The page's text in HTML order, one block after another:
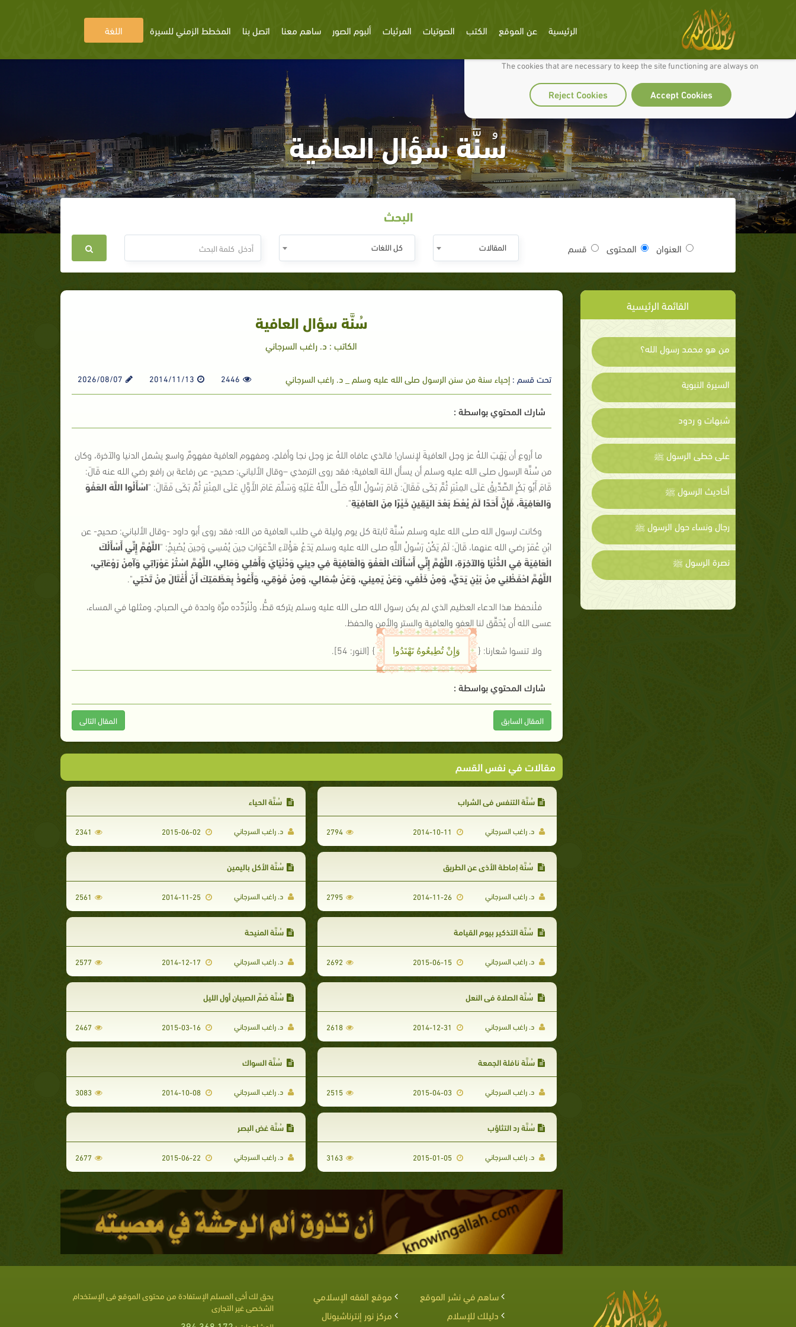
We use cookies to make our site work well for you and so we can continually improve it.
The cookies that are necessary to keep the site functioning are always on
Accept Cookies
Reject Cookies
الرئيسية عن الموقع الكتب الصوتيات المرئيات ألبوم الصور ساهم معنا اتصل بنا المخطط الزمني للسيرة اللغة
سُنَّة سؤال العافية
البحث
العنوان المحتوى قسم المقالات كل اللغات
القائمة الرئيسية
من هو محمد رسول الله؟
السيرة النبوية
شبهات و ردود
على خطى الرسول ﷺ
أحاديث الرسول ﷺ
رجال ونساء حول الرسول ﷺ
نصرة الرسول ﷺ
سُنَّة سؤال العافية
الكاتب : د. راغب السرجاني
تحت قسم :إحياء سنة من سنن الرسول صلى الله عليه وسلم _ د. راغب السرجاني 2446
2014/11/13
2026/08/07
شارك المحتوي بواسطة :
ما أروع أن يَهَبَ اللهُ عز وجل العافيةَ لإنسان! فالذي عافاه اللهُ عز وجل نجا وأفلح، ومفهوم العافية مفهومٌ واسع يشمل الدنيا والآخرة، وكان
من سُنَّة الرسول صلى الله عليه وسلم أن يسأل اللهَ العافية؛ فقد روى الترمذي –وقال الألباني: صحيح- عن رفاعة بن رافع رضي الله عنه قَالَ:
قَامَ أَبُو بَكْرٍ الصِّدِّيقُ عَلَى المِنْبَرِ ثُمَّ بَكَى فَقَالَ: قَامَ رَسُولُ اللَّهِ صَلَّى اللَّهُ عَلَيْهِ وَسَلَّمَ عَامَ الأَوَّلِ عَلَى المِنْبَرِ ثُمَّ بَكَى فَقَالَ: "اسْأَلُوا اللَّهَ العَفْوَ
وَالعَافِيَةَ، فَإِنَّ أَحَدًا لَمْ يُعْطَ بَعْدَ اليَقِينِ خَيْرًا مِنَ العَافِيَةِ"
.
وكانت لرسول الله صلى الله عليه وسلم سُنَّة ثابتة كل يوم وليلة في طلب العافية من الله؛ فقد روى أبو داود -وقال الألباني: صحيح- عن
ابْنِ عُمَرَ رضي الله عنهما، قَالَ: لَمْ يَكُنْ رَسُولُ اللَّهِ صلى الله عليه وسلم يَدَعُ هَؤُلاَءِ الدَّعَوَاتِ حِينَ يُمْسِي وَحِينَ يُصْبِحُ: "اللَّهُمَّ إِنِّي أَسْأَلُكَ
الْعَافِيَةَ فِي الدُّنْيَا وَالآخِرَةِ، اللَّهُمَّ إِنِّي أَسْأَلُكَ الْعَفْوَ وَالْعَافِيَةَ فِي دِينِي وَدُنْيَايَ وَأَهْلِي وَمَالِي، اللَّهُمَّ اسْتُرْ عَوْرَاتِي وَآمِنْ رَوْعَاتِي،
اللَّهُمَّ احْفَظْنِي مِنْ بَيْنِ يَدَيَّ، وَمِنْ خَلْفِي، وَعَنْ يَمِينِي، وَعَنْ شِمَالِي، وَمِنْ فَوْقِي، وَأَعُوذُ بِعَظَمَتِكَ أَنْ أُغْتَالَ مِنْ تَحْتِي"
.
فلْنحفظ هذا الدعاء العظيم الذي لم يكن رسول الله صلى الله عليه وسلم يتركه قطُّ، ولْنُرَدِّده مرَّة واحدة في الصباح، ومثلها في المساء،
عسى الله أن يُحَقِّق لنا العفو والعافية والستر والأمن والحفظ.
ولا تنسوا شعارنا: { وَإِنْ تُطِيعُوهُ تَهْتَدُوا } [النور: 54] .
شارك المحتوي بواسطة :
المقال السابق المقال التالى
مقالات في نفس القسم
سُنَّة التنفس في الشراب
د. راغب السرجاني 2794
سُنَّة الحياء
د. راغب السرجاني 2341
سُنَّة إماطة الأذى عن الطريق
د. راغب السرجاني 2014-11-26
2795
سُنَّة الأكل باليمين
د. راغب السرجاني 2561
سُنَّة التذكير بيوم القيامة
د. راغب السرجاني 2015-06-15
2692
سُنَّة المنيحة
د. راغب السرجاني 2577
سُنَّة الصلاة في النعل
د. راغب السرجاني 2618
سُنَّة ضَمِّ الصبيان أول الليل
د. راغب السرجاني 2467
سُنَّة نافلة الجمعة
د. راغب السرجاني 2015-04-03
2515
سُنَّة السواك
د. راغب السرجاني 3083
سُنَّة رد التثاؤب
د. راغب السرجاني 2015-01-05
3163
سُنَّة غض البصر
د. راغب السرجاني 2677
ساهم في نشر الموقع
موقع الفقه الإسلامي
دليلك للإسلام
مركز نور إنترناشيونال
يحق لك أخى المسلم الإستفادة من محتوى الموقع فى الإستخدام
الشخصى غير التجارى